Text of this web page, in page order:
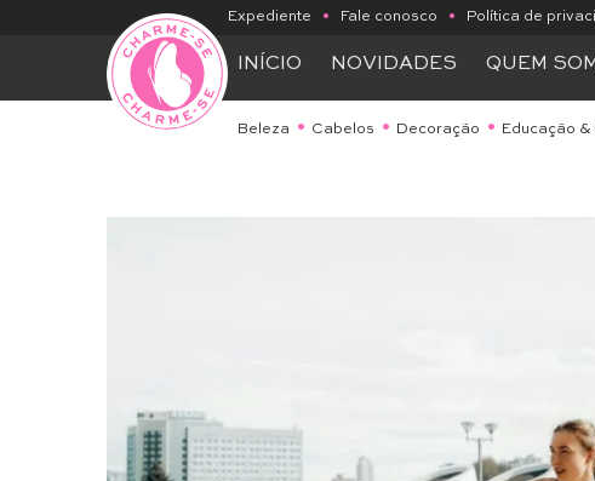
Expediente • Fale conosco • Política de
INÍCIO NOVIDADES QUEM
Beleza Cabelos Decoração Educação &